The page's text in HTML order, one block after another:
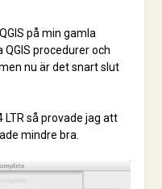
på min gamla
procedurer och
nu är det snart slut
så provade jag att
mindre bra.